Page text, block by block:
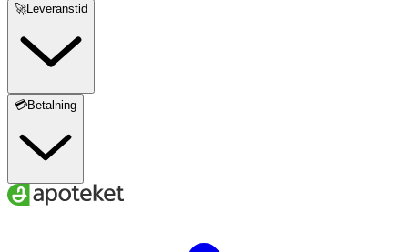
🚀Leveranstid
💳Betalning